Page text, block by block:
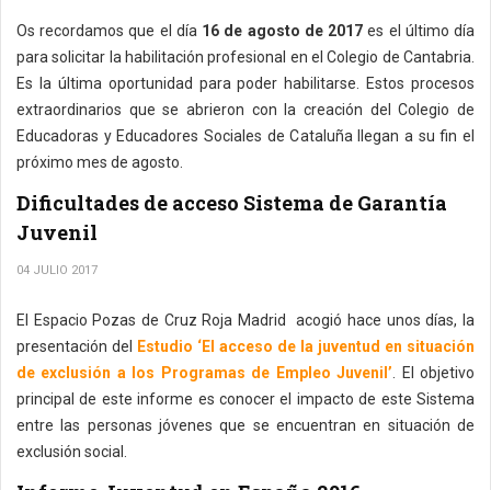
Os recordamos que el día 16 de agosto de 2017es el último día
para solicitar la habilitación profesional en el Colegio de Cantabria.
Es la última oportunidad para poder habilitarse. Estos procesos
extraordinarios que se abrieron con la creación del Colegio de
Educadoras y Educadores Sociales de Cataluña llegan a su fin el
próximo mes de agosto.
Dificultades de acceso Sistema de Garantía
Juvenil
04 JULIO 2017
El Espacio Pozas de Cruz Roja Madrid acogió hace unos días, la
presentación del
Estudio ‘El acceso de la juventud en situación
de exclusión a los Programas de Empleo Juvenil’ . El objetivo
principal de este informe es conocer el impacto de este Sistema
entre las personas jóvenes que se encuentran en situación de
exclusión social.